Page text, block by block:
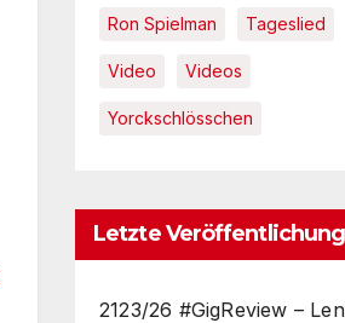
Ron Spielman Tageslied
Video Videos
Yorckschlösschen
Letzte
2123/26 #GigReview –